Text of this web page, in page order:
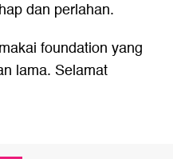
dan perlahan.
foundation yang
lama. Selamat